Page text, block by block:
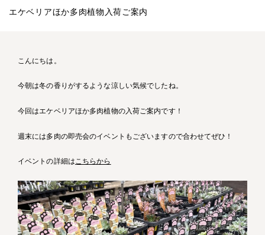
エケベリアほか多肉植物入荷ご案内
こんにちは。
今朝は冬の香りがするような涼しい気候でしたね。
今回はエケベリアほか多肉植物の入荷ご案内です！
週末には多肉の即売会のイベントもございますので合わせてぜひ！
イベントの詳細はこちらから